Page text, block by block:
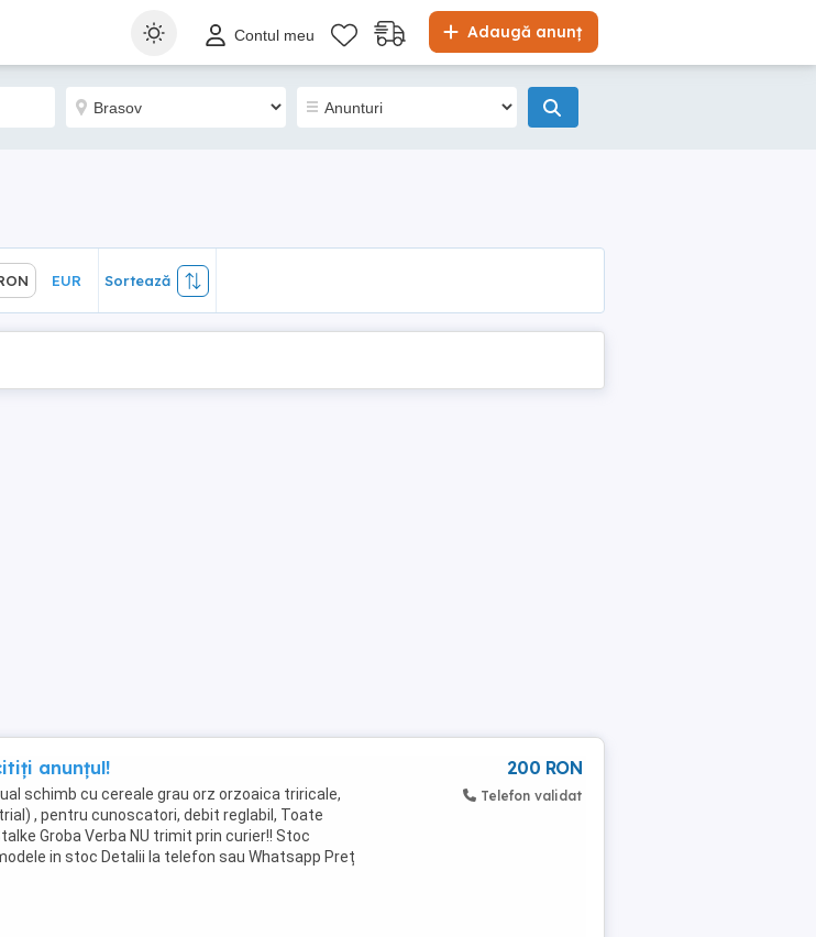
Adaugă anunț
Contul meu
Sortează
EUR Sortează
anunțul!
schimb cu cereale grau orz orzoaica triricale,
, pentru cunoscatori, debit reglabil, Toate
Groba Verba NU trimit prin curier!! Stoc
in stoc Detalii la telefon sau Whatsapp Preț
200 RON
Telefon validat